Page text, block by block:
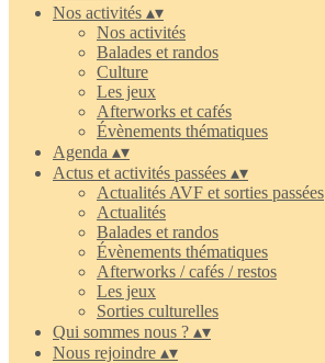
Nos activités ▴▾
Nos activités
Balades et randos
Culture
Les jeux
Afterworks et cafés
Évènements thématiques
Agenda ▴▾
Actus et activités passées ▴▾
Actualités AVF et sorties passées
Actualités
Balades et randos
Évènements thématiques
Afterworks / cafés / restos
Les jeux
Sorties culturelles
Qui sommes nous ? ▴▾
Nous rejoindre ▴▾